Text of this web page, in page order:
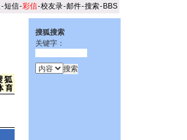
-短信-彩信-校友录-邮件-搜索- BBS
搜狐搜索
关键字：